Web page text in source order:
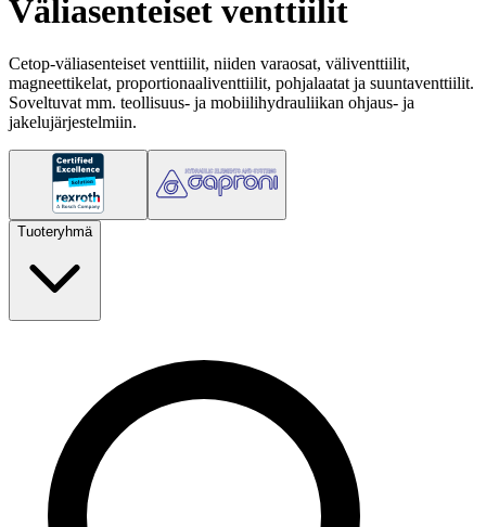
Väliasenteiset venttiilit
Cetop-väliasenteiset venttiilit, niiden varaosat, väliventtiilit,
magneettikelat, proportionaaliventtiilit, pohjalaatat ja suuntaventtiilit.
Soveltuvat mm. teollisuus- ja mobiilihydrauliikan ohjaus- ja
jakelujärjestelmiin.
Tuoteryhmä